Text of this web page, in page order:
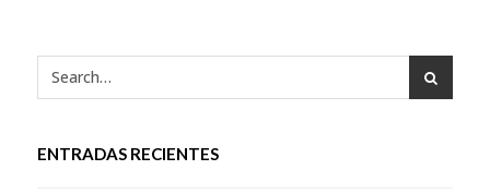
ENTRADAS RECIENTES